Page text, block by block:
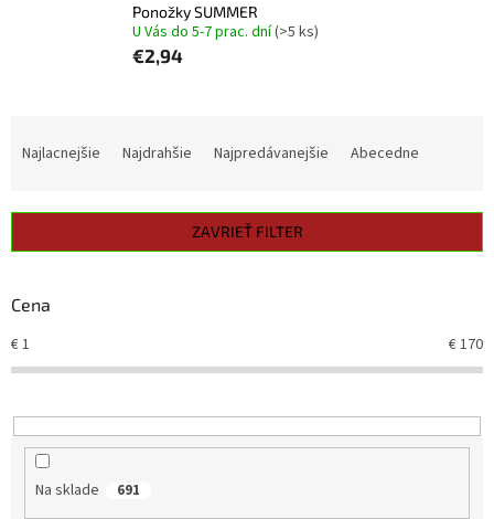
Ponožky SUMMER
U Vás do 5-7 prac. dní(>5 ks)
€2,94
i
p
r
o
d
k
t
Najlacnejšie Najdrahšie Najpredávanejšie Abecedne
ZAVRIEŤ FILTER
Cena
€1 €170
Na sklade 691